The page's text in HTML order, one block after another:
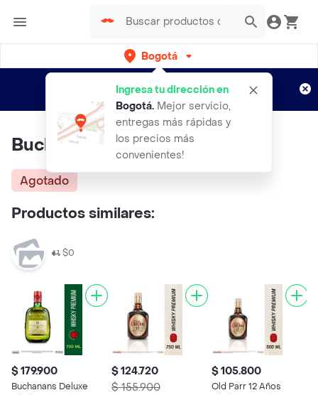
Bogotá
Ingresa tu dirección en
Bogotá. Mejor servicio,
entregas más rápidas y
los precios más
convenientes!
envíos gratis por semanas
Aplican TyC
Buchanans Deluxe
Agotado
Productos similares:
$0
$ 179.900
Buchanans Deluxe
$ 124.720
$ 155.900
$ 105.800
Old Parr 12 Años